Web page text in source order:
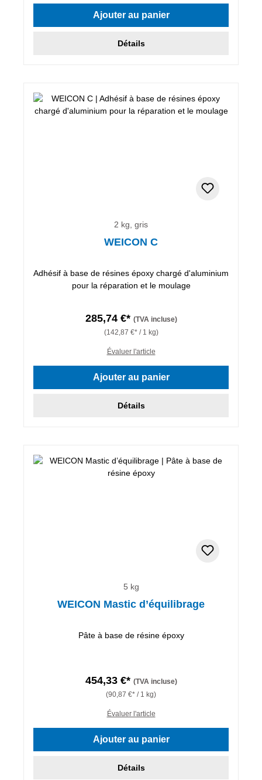
Ajouter au panier
Détails
2 kg, gris
WEICON C
Adhésif à base de résines époxy chargé d'aluminium
pour la réparation et le moulage
285,74 €* (TVA incluse)
(142,87 €* / 1 kg)
Évaluer l'article
Ajouter au panier
Détails
5 kg
WEICON Mastic d’équilibrage
Pâte à base de résine époxy
454,33 €* (TVA incluse)
(90,87 €* / 1 kg)
Évaluer l'article
Ajouter au panier
Détails